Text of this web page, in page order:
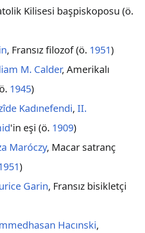
Kilisesi başpiskoposu (ö.
, Fransız filozof (ö. 1951)
M. Calder, Amerikalı
1945)
Kadınefendi, II.
'in eşi (ö. 1909)
Maróczy, Macar satranç
)
Garin, Fransız bisikletçi
Hacınski,